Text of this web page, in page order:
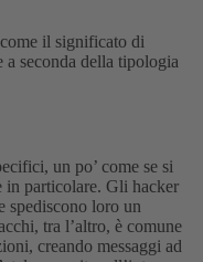
il significato di
a seconda della tipologia
un po’ come se si
in particolare. Gli hacker
spediscono loro un
tra l’altro, è comune
creando messaggi ad